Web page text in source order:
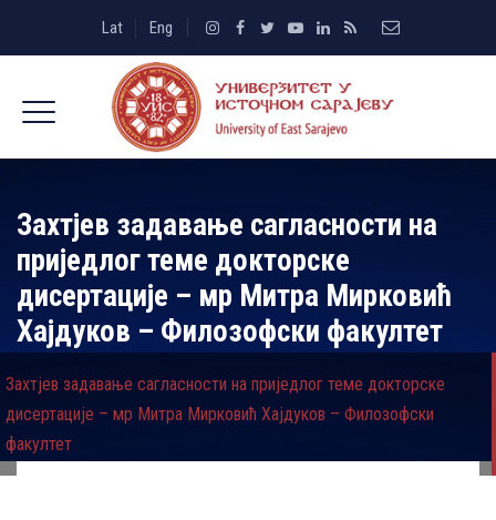
Lat Eng
Захтјев задавање сагласности на
приједлог теме докторске
дисертације – мр Митра Мирковић
Хајдуков – Филозофски факултет
Захтјев задавање сагласности на приједлог теме докторске
дисертације – мр Митра Мирковић Хајдуков – Филозофски
факултет